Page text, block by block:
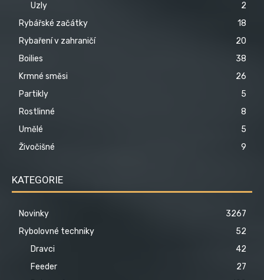
Uzly
2
Rybářské začátky
18
Rybaření v zahraničí
20
Boilies
38
Krmné směsi
26
Partikly
5
Rostlinné
8
Umělé
5
Živočišné
9
KATEGORIE
Novinky
3267
Rybolovné techniky
52
Dravci
42
Feeder
27